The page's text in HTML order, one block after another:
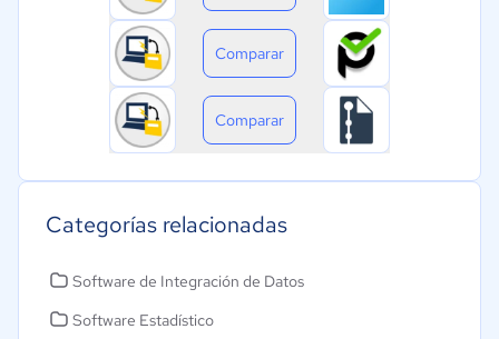
Comparar
Comparar
Categorías relacionadas
Software de Integración de Datos
Software Estadístico